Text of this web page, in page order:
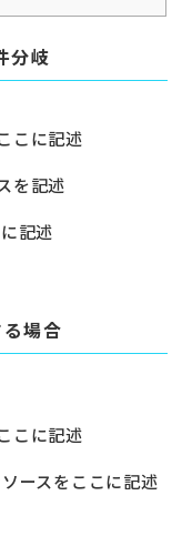
分岐
場合